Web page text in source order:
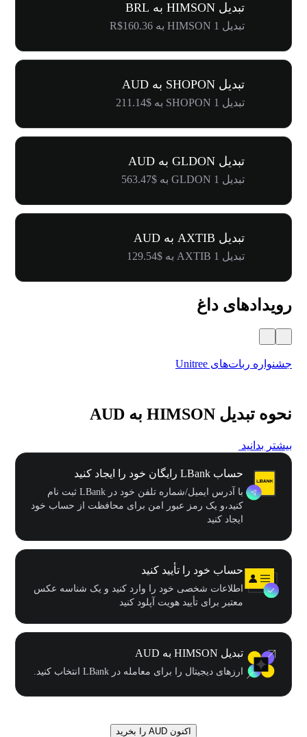
تبدیل HIMSON به BRL
تبدیل 1 HIMSON به R$160.36
تبدیل SHOPON به AUD
تبدیل 1 SHOPON به $211.14
تبدیل GLDON به AUD
تبدیل 1 GLDON به $563.47
تبدیل AXTIB به AUD
تبدیل 1 AXTIB به $129.54
رویدادهای داغ
جشنواره ربات‌های Unitree
نحوه تبدیل HIMSON به AUD
بیشتر بدانید
حساب LBank رایگان خود را ایجاد کنید
با آدرس ایمیل/شماره تلفن خود در LBank ثبت نام
کنید،و یک رمز عبور امن برای محافظت از حساب خود
ایجاد کنید
حساب خود را تأیید کنید
اطلاعات شخصی خود را وارد کنید و یک شناسه عکس
معتبر برای تأیید هویت آپلود کنید
تبدیل HIMSON به AUD
ارزهای دیجیتال را برای معامله در LBank انتخاب کنید.
اکنون AUD را بخرید